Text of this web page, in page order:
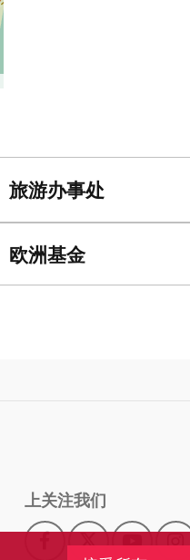
旅游办事处
欧洲基金
上关注我们
此
此
此